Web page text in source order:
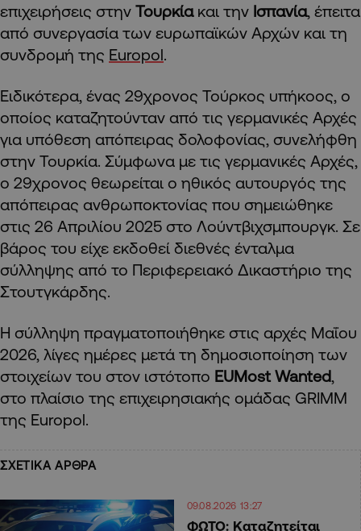
επιχειρήσεις στην Τουρκίακαι την Ισπανία, έπειτα
από συνεργασία των ευρωπαϊκών Αρχών και τη
συνδρομή της Europol.
Ειδικότερα, ένας 29χρονος Τούρκος υπήκοος, ο
οποίος καταζητούνταν από τις γερμανικές Αρχές
για υπόθεση απόπειρας δολοφονίας, συνελήφθη
στην Τουρκία. Σύμφωνα με τις γερμανικές Αρχές,
ο 29χρονος θεωρείται ο ηθικός αυτουργός της
απόπειρας ανθρωποκτονίας που σημειώθηκε
στις 26 Απριλίου 2025 στο Λούντβιχσμπουργκ. Σε
βάρος του είχε εκδοθεί διεθνές ένταλμα
σύλληψης από το Περιφερειακό Δικαστήριο της
Στουτγκάρδης.
Η σύλληψη πραγματοποιήθηκε στις αρχές Μαΐου
2026, λίγες ημέρες μετά τη δημοσιοποίηση των
στοιχείων του στον ιστότοπο EUMost Wanted,
στο πλαίσιο της επιχειρησιακής ομάδας GRIMM
της Europol.
ΣΧΕΤΙΚΑ ΑΡΘΡΑ
09.08.2026 13:27
ΦΩΤΟ: Καταζητείται